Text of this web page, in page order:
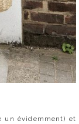
un évidemment) et